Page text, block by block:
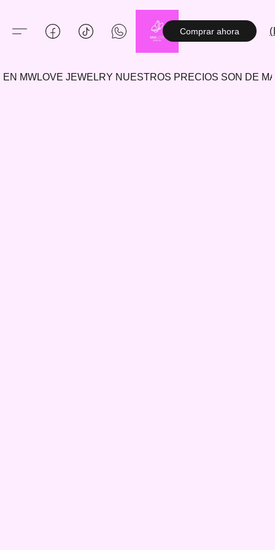
Comprar ahora
EN MWLOVE JEWELRY NUESTROS PRECIOS SON DE